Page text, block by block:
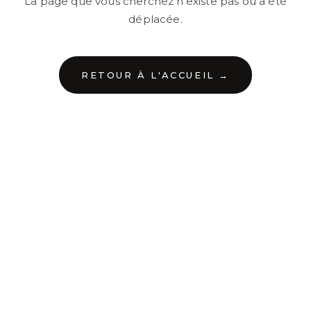
déplacée.
RETOUR À L'ACCUEIL →